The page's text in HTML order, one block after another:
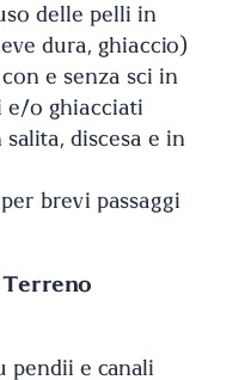
delle pelli in
dura, ghiaccio)
e senza sci in
e/o ghiacciati
discesa e in
brevi passaggi
Terreno
pendii e canali